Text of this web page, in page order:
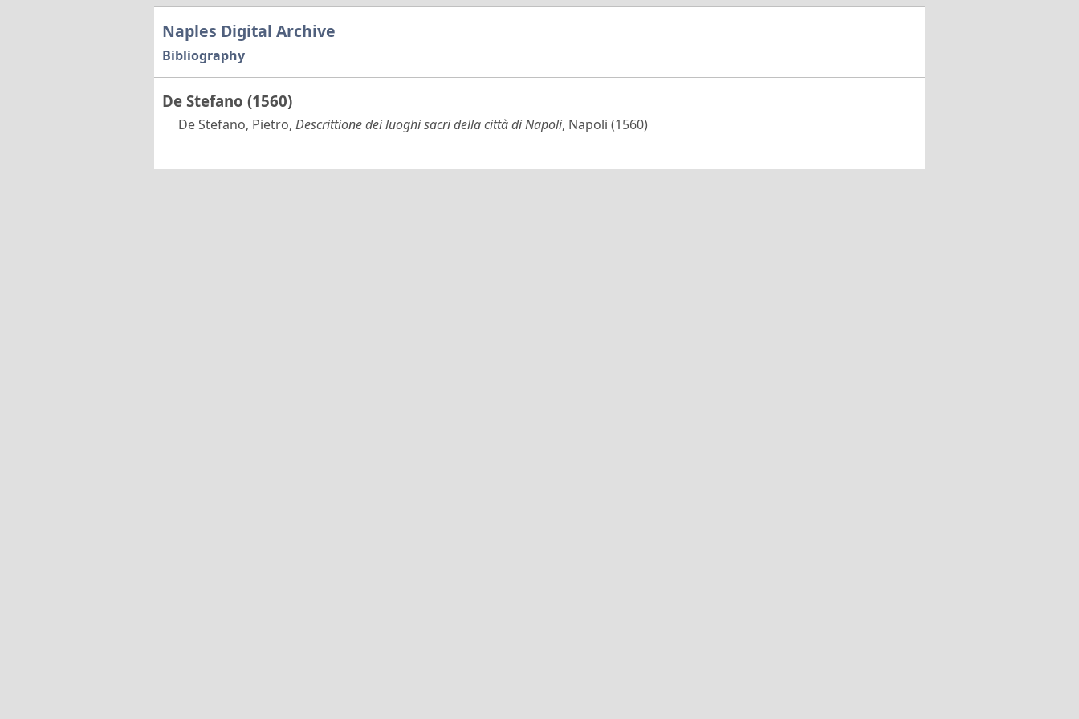
Naples Digital Archive
Bibliography
De Stefano (1560)
De Stefano, Pietro, Descrittione dei luoghi sacri della città di Napoli, Napoli (1560)